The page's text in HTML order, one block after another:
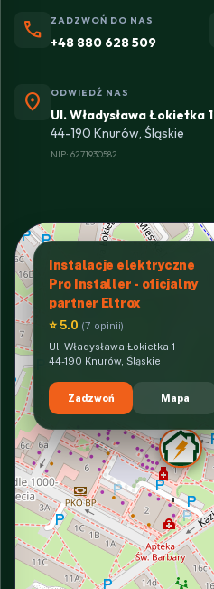
phone ZADZWOŃ DO NAS
+48 880 628 509
location_on ODWIEDŹ NAS
Ul. Władysława Łokietka 1
44-190 Knurów, Śląskie
NIP: 6271930582
Instalacje elektryczne
Pro Installer - oficjalny
partner Eltrox
⭐ 5.0 (7 opinii)
Ul. Władysława Łokietka 1
44-190 Knurów, Śląskie
Zadzwoń Mapa